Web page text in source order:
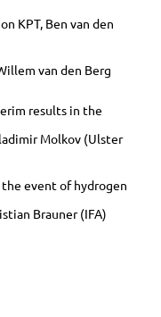
KPT, Ben van den
van den Berg
results in the
Molkov (Ulster
event of hydrogen
Brauner (IFA)